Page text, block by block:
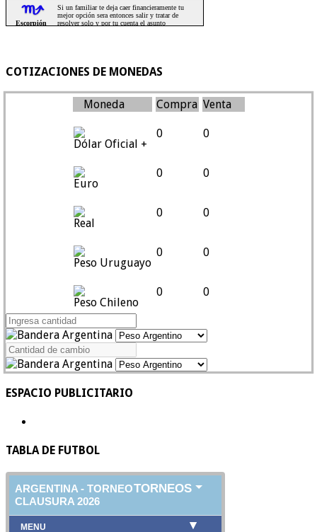
COTIZACIONES DE MONEDAS
Moneda Compra Venta
Dólar Oficial +
0 0
Euro
0 0
Real
0 0
Peso Uruguayo
0 0
Peso Chileno
0 0
ESPACIO PUBLICITARIO
TABLA DE FUTBOL